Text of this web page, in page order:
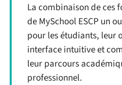
La combinaison de ces
de MySchool ESCP un
pour les étudiants, leur
interface intuitive et
leur parcours
professionnel.